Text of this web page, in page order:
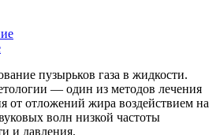
пузырьков газа в жидкости.
— один из методов лечения
от отложений жира воздействием на
волн низкой частоты
и давления.